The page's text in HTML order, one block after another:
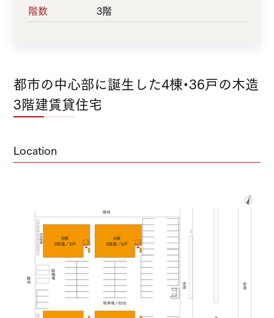
階数 3階
都市の中心部に誕生した4棟•36戸の木造
3階建賃貸住宅
Location